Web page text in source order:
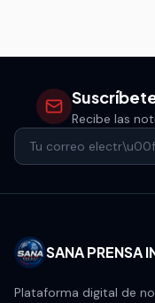
Recibe las
SANA PRENSA
Plataforma digital de